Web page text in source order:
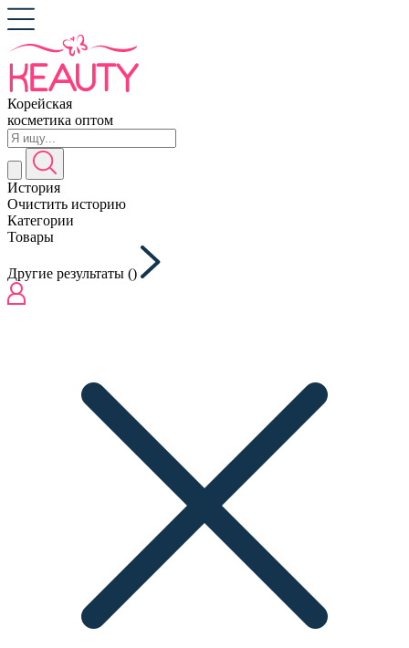
Корейская
косметика оптом
История
Очистить историю
Категории
Товары
Другие результаты ()